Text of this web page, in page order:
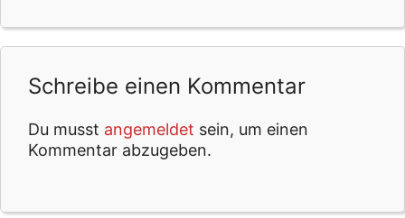
Schreibe einen Kommentar
Du musst angemeldet sein, um einen
Kommentar abzugeben.